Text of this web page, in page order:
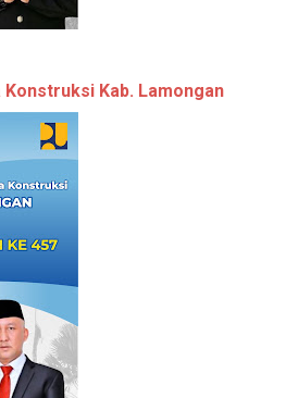
Konstruksi Kab. Lamongan